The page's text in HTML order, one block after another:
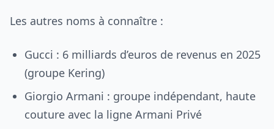
Les autres noms à connaître :
Gucci : 6 milliards d’euros de revenus en 2025
(groupe Kering)
Giorgio Armani : groupe indépendant, haute
couture avec la ligne Armani Privé